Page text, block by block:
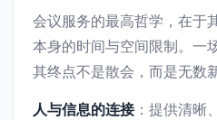
会议服务的最高哲学，在于
本身的时间与空间限制。一
其终点不是散会，而是无数
人与信息的连接：提供清晰